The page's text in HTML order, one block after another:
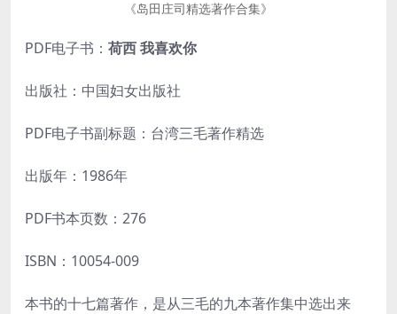
《岛田庄司精选著作合集》
PDF电子书： 荷西 我喜欢你
出版社：中国妇女出版社
PDF电子书副标题：台湾三毛著作精选
出版年：1986年
PDF书本页数：276
ISBN：10054-009
本书的十七篇著作，是从三毛的九本著作集中选出来